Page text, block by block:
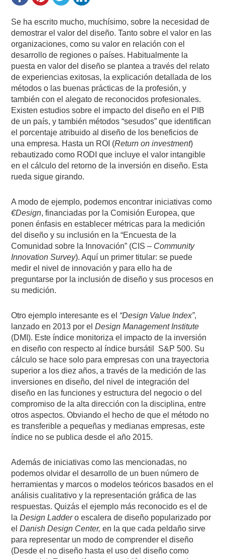
Se ha escrito mucho, muchísimo, sobre la necesidad de
demostrar el valor del diseño. Tanto sobre el valor en las
organizaciones, como su valor en relación con el
desarrollo de regiones o países. Habitualmente la
puesta en valor del diseño se plantea a través del relato
de experiencias exitosas, la explicación detallada de los
métodos o las buenas prácticas de la profesión, y
también con el alegato de reconocidos profesionales.
Existen estudios sobre el impacto del diseño en el PIB
de un país, y también métodos “sesudos” que identifican
el porcentaje atribuido al diseño de los beneficios de
una empresa. Hasta un ROI (Return on investment)
rebautizado como RODI que incluye el valor intangible
en el cálculo del retorno de la inversión en diseño. Esta
rueda sigue girando.
A modo de ejemplo, podemos encontrar iniciativas como
€Design, financiadas por la Comisión Europea, que
ponen énfasis en establecer métricas para la medición
del diseño y su inclusión en la “Encuesta de la
Comunidad sobre la Innovación” (CIS – Community
Innovation Survey). Aquí un primer titular: se puede
medir el nivel de innovación y para ello ha de
preguntarse por la inclusión de diseño y sus procesos en
su medición.
Otro ejemplo interesante es el “Design Value Index”,
lanzado en 2013 por elDesign Management Institute
(DMI). Este índice monitoriza el impacto de la inversión
en diseño con respecto al índice bursátil
S&P 500. Su
cálculo se hace solo para empresas con una trayectoria
superior a los diez años, a través de la medición de las
inversiones en diseño, del nivel de integración del
diseño en las funciones y estructura del negocio o del
compromiso de la alta dirección con la disciplina, entre
otros aspectos. Obviando el hecho de que el método no
es transferible a pequeñas y medianas empresas, este
índice no se publica desde el año 2015.
Además de iniciativas como las mencionadas, no
podemos olvidar el desarrollo de un buen número de
herramientas y marcos o modelos teóricos basados en el
análisis cualitativo y la representación gráfica de las
respuestas. Quizás el ejemplo más reconocido es el de
laDesign Laddero escalera de diseño popularizado por
elDanish Design Center, en la que cada peldaño sirve
para representar un modo de comprender el diseño
(Desde el no diseño hasta el uso del diseño como